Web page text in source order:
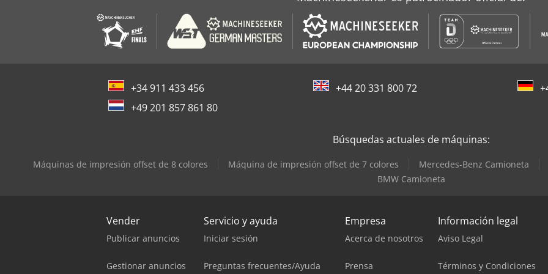
+34 911 433 456 +44 20 331 800 72
+49 201 857 861 80
Búsquedas actuales de máquinas:
Máquinas de impresión offset de 8 colores Máquina de impresión offset de 7 colores
Mercedes-Benz Camioneta
BMW Camioneta
Vender
Publicar anuncios
Gestionar anuncios
Servicio y ayuda
Iniciar sesión
Preguntas frecuentes/Ayuda
Empresa
Acerca de nosotros
Prensa
Información legal
Aviso Legal
Términos y Condiciones